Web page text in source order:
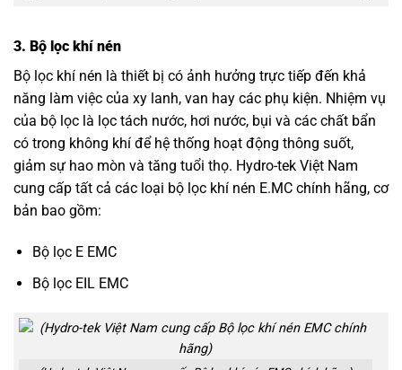
3. Bộ lọc khí nén
Bộ lọc khí nén là thiết bị có ảnh hưởng trực tiếp đến khả
năng làm việc của xy lanh, van hay các phụ kiện. Nhiệm vụ
của bộ lọc là lọc tách nước, hơi nước, bụi và các chất bẩn
có trong không khí để hệ thống hoạt động thông suốt,
giảm sự hao mòn và tăng tuổi thọ. Hydro-tek Việt Nam
cung cấp tất cả các loại bộ lọc khí nén E.MC chính hãng, cơ
bản bao gồm:
Bộ lọc E EMC
Bộ lọc EIL EMC